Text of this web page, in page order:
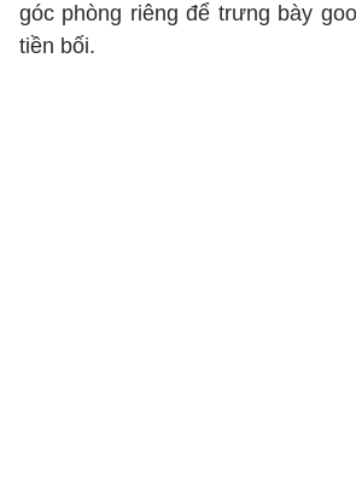
góc phòng riêng để trưng bày
tiền bối.